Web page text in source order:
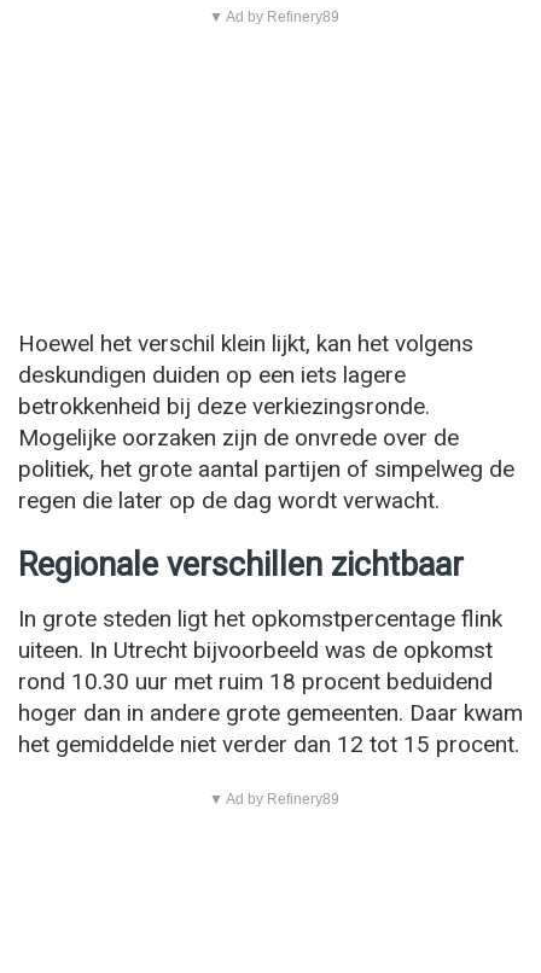
▼ Ad by Refinery89
Hoewel het verschil klein lijkt, kan het volgens
deskundigen duiden op een iets lagere
betrokkenheid bij deze verkiezingsronde.
Mogelijke oorzaken zijn de onvrede over de
politiek, het grote aantal partijen of simpelweg de
regen die later op de dag wordt verwacht.
Regionale verschillen zichtbaar
In grote steden ligt het opkomstpercentage flink
uiteen. In Utrecht bijvoorbeeld was de opkomst
rond 10.30 uur met ruim 18 procent beduidend
hoger dan in andere grote gemeenten. Daar kwam
het gemiddelde niet verder dan 12 tot 15 procent.
▼ Ad by Refinery89